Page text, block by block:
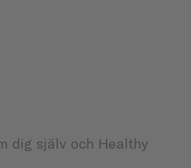
dig själv och Healthy